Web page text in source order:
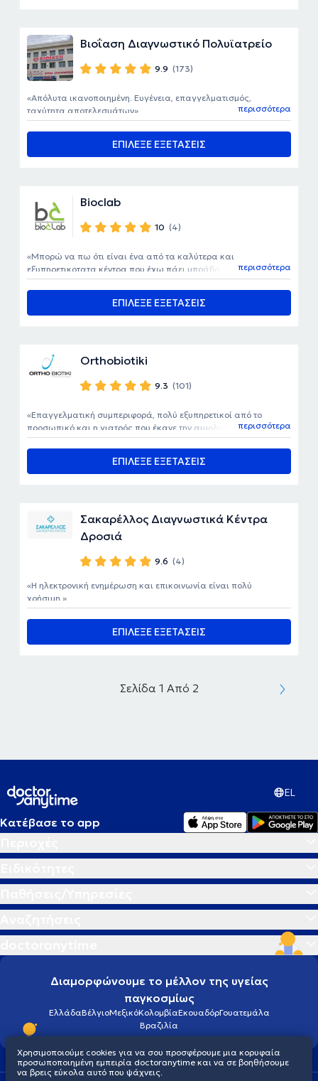
Βιοΐαση Διαγνωστικό Πολυϊατρείο
9.9 (173)
ΕΠΙΛΕΞΕ ΕΞΕΤΑΣΕΙΣ
Απόλυτα ικανοποιημένη. Ευγένεια, επαγγελματισμός,
ταχύτητα αποτελεσμάτων
περισσότερα
Bioclab
10 (4)
ΕΠΙΛΕΞΕ ΕΞΕΤΑΣΕΙΣ
Μπορώ να πω ότι είναι ένα από τα καλύτερα και
εξυπηρετικοτατα κέντρα που έχω πάει μπράβο πολλά μπράβο
είστε καταπληκτικοι! Ειδικά οι κοπέλες εξαιρετικές!
περισσότερα
Orthobiotiki
9.3 (101)
ΕΠΙΛΕΞΕ ΕΞΕΤΑΣΕΙΣ
Επαγγελματική συμπεριφορά, πολύ εξυπηρετικοί από το
προσωπικό και η γιατρός που έκανε την αιμοληψία πολύ
ευγενική και πρόθυμη να απαντήσει στις ερωτήσεις μου.
περισσότερα
Σακαρέλλος Διαγνωστικά Κέντρα
Δροσιά
9.6 (4)
ΕΠΙΛΕΞΕ ΕΞΕΤΑΣΕΙΣ
Η ηλεκτρονική ενημέρωση και επικοινωνία είναι πολύ
χρήσιμη.
Σελίδα 1 Από 2
EL
Κατέβασε το app
Διαμορφώνουμε το μέλλον της υγείας
παγκοσμίως
ΕλλάδαΒέλγιοΜεξικόΚολομβίαΕκουαδόρΓουατεμάλα
Βραζιλία
Χρησιμοποιούμε cookies για να σου προσφέρουμε μια κορυφαία
προσωποποιημένη εμπειρία doctoranytime και να σε βοηθήσουμε
να βρεις εύκολα αυτό που ψάχνεις.